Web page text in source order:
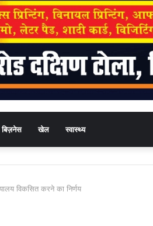
बिज़नेस खेल स्वास्थ्य
विकसित करने का निर्णय